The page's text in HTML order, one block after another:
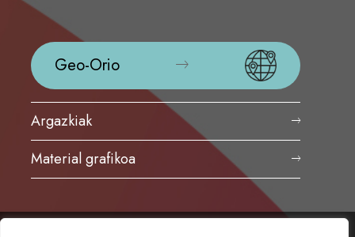
Geo-Orio
Argazkiak
Material grafikoa